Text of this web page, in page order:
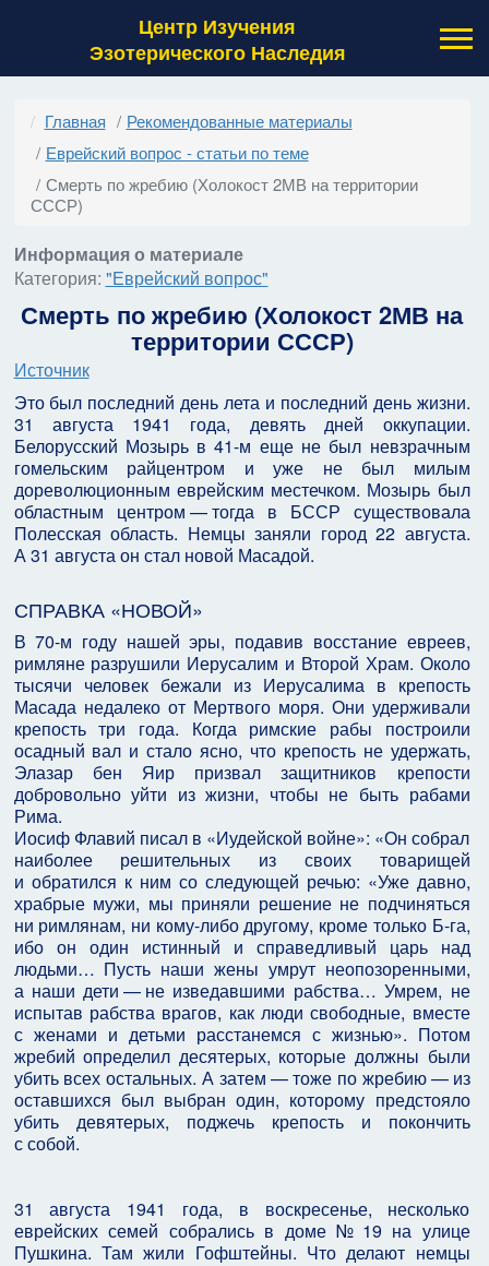
Центр Изучения
Эзотерического Наследия
Главная
Рекомендованные материалы
Еврейский вопрос - статьи по теме
Смерть по жребию (Холокост 2МВ на территории
СССР)
Информация о материале
Категория: "Еврейский вопрос"
Смерть по жребию (Холокост 2МВ на
территории СССР)
Источник
Это был последний день лета и последний день жизни.
31 августа 1941 года, девять дней оккупации.
Белорусский Мозырь в 41-м еще не был невзрачным
гомельским райцентром и уже не был милым
дореволюционным еврейским местечком. Мозырь был
областным центром — тогда в БССР существовала
Полесская область. Немцы заняли город 22 августа.
А 31 августа он стал новой Масадой.
СПРАВКА «НОВОЙ»
В 70-м году нашей эры, подавив восстание евреев,
римляне разрушили Иерусалим и Второй Храм. Около
тысячи человек бежали из Иерусалима в крепость
Масада недалеко от Мертвого моря. Они удерживали
крепость три года. Когда римские рабы построили
осадный вал и стало ясно, что крепость не удержать,
Элазар бен Яир призвал защитников крепости
добровольно уйти из жизни, чтобы не быть рабами
Рима.
Иосиф Флавий писал в «Иудейской войне»: «Он собрал
наиболее решительных из своих товарищей
и обратился к ним со следующей речью: «Уже давно,
храбрые мужи, мы приняли решение не подчиняться
ни римлянам, ни кому-либо другому, кроме только Б-га,
ибо он один истинный и справедливый царь над
людьми… Пусть наши жены умрут неопозоренными,
а наши дети — не изведавшими рабства… Умрем, не
испытав рабства врагов, как люди свободные, вместе
с женами и детьми расстанемся с жизнью». Потом
жребий определил десятерых, которые должны были
убить всех остальных. А затем — тоже по жребию — из
оставшихся был выбран один, которому предстояло
убить девятерых, поджечь крепость и покончить
с собой.
31 августа 1941 года, в воскресенье, несколько
еврейских семей собрались в доме № 19 на улице
Пушкина. Там жили Гофштейны. Что делают немцы